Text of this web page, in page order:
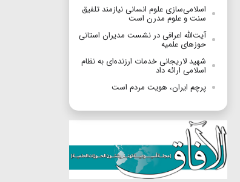
اسلامی‌سازی علوم انسانی نیازمند تلفیق
سنت و علوم مدرن است
آیت‌الله اعرافی در نشست مدیران استانی
حوزهای علمیه
شهید لاریجانی خدمات ارزنده‌ای به نظام
اسلامی ارائه داد
پرچم ایران، هویت مردم است